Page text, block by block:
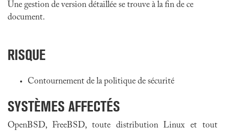
Une gestion de version détaillée se trouve à la fin de ce
document.
RISQUE
Contournement de la politique de sécurité
SYSTÈMES AFFECTÉS
OpenBSD, FreeBSD, toute distribution Linux et tout